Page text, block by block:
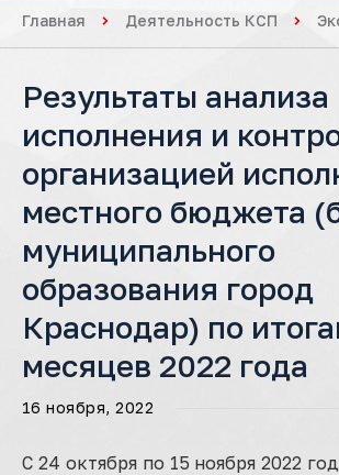
Главная Деятельность КСП
Результаты анализа
исполнения и
организацией
местного бюджета
муниципального
образования город
Краснодар) по
месяцев 2022 года
16 ноября, 2022
С 24 октября по 15 ноября 2022